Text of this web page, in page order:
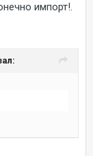
импорт!.